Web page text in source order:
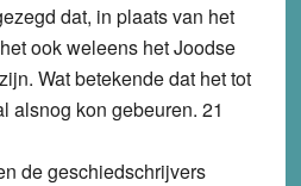
dat, in plaats van het
ook weleens het Joodse
Wat betekende dat het tot
alsnog kon gebeuren. 21
de geschiedschrijvers